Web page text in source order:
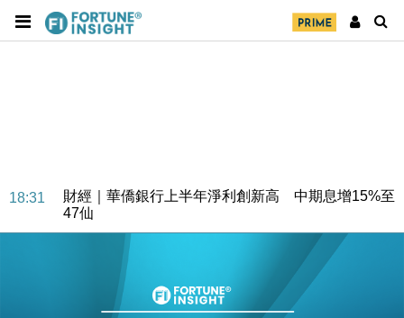
18:31
財經｜華僑銀行上半年淨利創新高 中期息增15%至
47仙
財經｜滙豐上調香港今年GDP預測至4.5% 看好貿易
及消費表現
本地｜假冒內地執法人員要求交「保證金」 43歲女子
損失近6900萬元